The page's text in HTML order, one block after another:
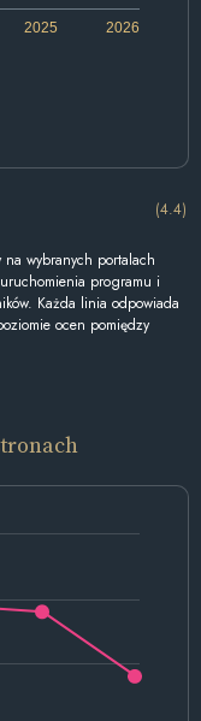
2026
2025
(4.4)
wybranych portalach
programu i
Każda linia odpowiada
ocen pomiędzy